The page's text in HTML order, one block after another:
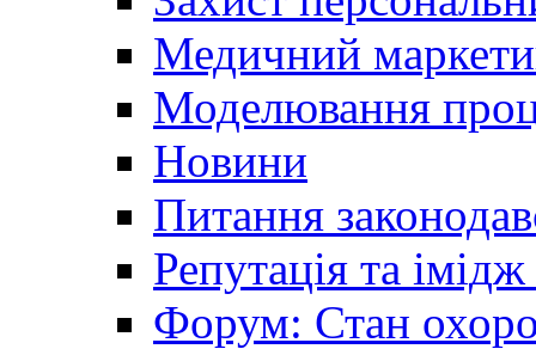
Медичний
Моделювання
Новини
Питання
Репутація та
Форум: Стан